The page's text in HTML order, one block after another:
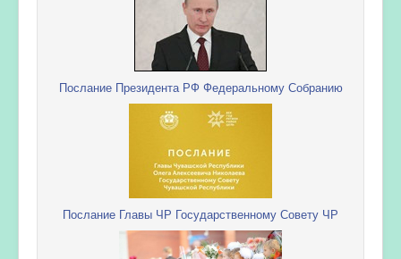
Послание Президента РФ Федеральному Собранию
Послание Главы ЧР Государственному Совету ЧР